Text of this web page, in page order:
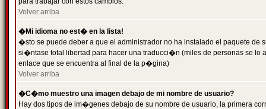
Volver arriba
�Mi idioma no est� en la lista!
�sto se puede deber a que el administrador no ha instalado el paquete
si�ntase total libertad para hacer una traducci�n (miles de personas se
enlace que se encuentra al final de la p�gina)
Volver arriba
�C�mo muestro una imagen debajo de mi nombre de usuario?
Hay dos tipos de im�genes debajo de su nombre de usuario, la primera